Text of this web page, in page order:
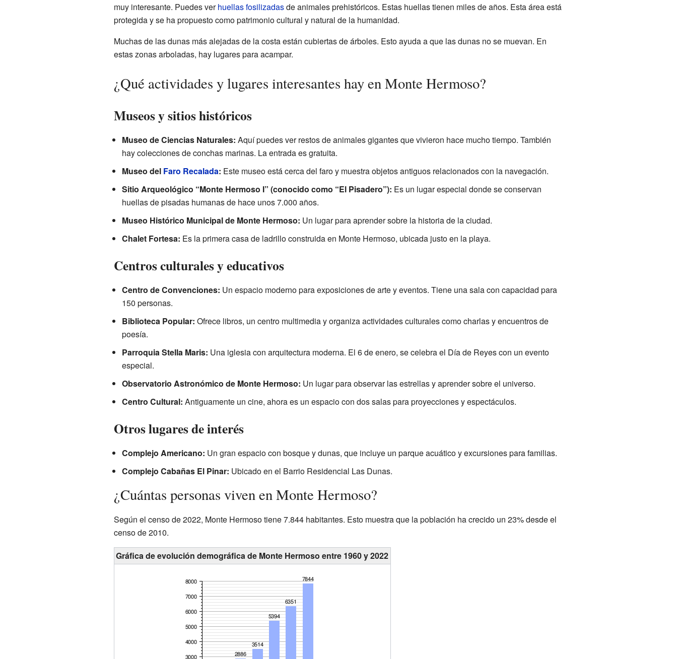
muy interesante. Puedes verhuellas fosilizadasde animales prehistóricos. Estas huellas tienen miles de años. Esta área está
protegida y se ha propuesto como patrimonio cultural y natural de la humanidad.
Muchas de las dunas más alejadas de la costa están cubiertas de árboles. Esto ayuda a que las dunas no se muevan. En
estas zonas arboladas, hay lugares para acampar.
¿Qué actividades y lugares interesantes hay en Monte Hermoso?
Museos y sitios históricos
Museo de Ciencias Naturales: Aquí puedes ver restos de animales gigantes que vivieron hace mucho tiempo. También
hay colecciones de conchas marinas. La entrada es gratuita.
Museo del Faro Recalada: Este museo está cerca del faro y muestra objetos antiguos relacionados con la navegación.
Sitio Arqueológico “Monte Hermoso I” (conocido como “El Pisadero”): Es un lugar especial donde se conservan
huellas de pisadas humanas de hace unos 7.000 años.
Museo Histórico Municipal de Monte Hermoso: Un lugar para aprender sobre la historia de la ciudad.
Chalet Fortesa: Es la primera casa de ladrillo construida en Monte Hermoso, ubicada justo en la playa.
Centros culturales y educativos
Centro de Convenciones: Un espacio moderno para exposiciones de arte y eventos. Tiene una sala con capacidad para
150 personas.
Biblioteca Popular: Ofrece libros, un centro multimedia y organiza actividades culturales como charlas y encuentros de
poesía.
Parroquia Stella Maris: Una iglesia con arquitectura moderna. El 6 de enero, se celebra el Día de Reyes con un evento
especial.
Observatorio Astronómico de Monte Hermoso: Un lugar para observar las estrellas y aprender sobre el universo.
Centro Cultural: Antiguamente un cine, ahora es un espacio con dos salas para proyecciones y espectáculos.
Otros lugares de interés
Complejo Americano: Un gran espacio con bosque y dunas, que incluye un parque acuático y excursiones para familias.
Complejo Cabañas El Pinar: Ubicado en el Barrio Residencial Las Dunas.
¿Cuántas personas viven en Monte Hermoso?
Según el censo de 2022, Monte Hermoso tiene 7.844 habitantes. Esto muestra que la población ha crecido un 23% desde el
censo de 2010.
Gráfica de evolución demográfica de Monte Hermoso entre 1960 y 2022